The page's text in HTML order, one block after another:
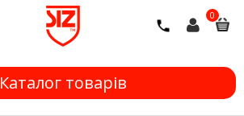
0
Каталог товарів